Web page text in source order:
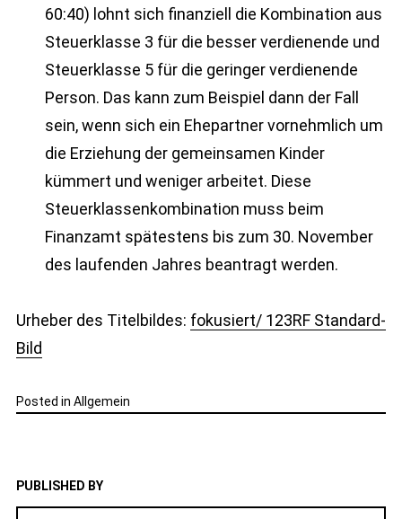
60:40) lohnt sich finanziell die Kombination aus
Steuerklasse 3 für die besser verdienende und
Steuerklasse 5 für die geringer verdienende
Person. Das kann zum Beispiel dann der Fall
sein, wenn sich ein Ehepartner vornehmlich um
die Erziehung der gemeinsamen Kinder
kümmert und weniger arbeitet. Diese
Steuerklassenkombination muss beim
Finanzamt spätestens bis zum 30. November
des laufenden Jahres beantragt werden.
Urheber des Titelbildes: fokusiert/ 123RF Standard-
Bild
Posted in Allgemein
PUBLISHED BY